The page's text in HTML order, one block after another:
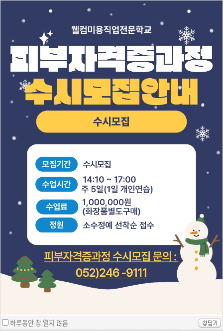
미용사(피부)자격증 과정입니다.
피부관리사 및 왁싱샵을 창업할 수 있는 과정입니다. 원장님의 철저한 관리를
원하시는 분들 웰컴미용으로 오세요.
하루동안 창 열지 않음